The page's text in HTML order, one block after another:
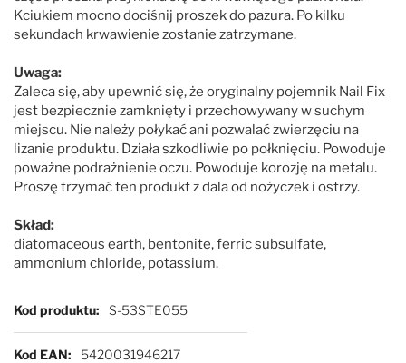
TropiClean
Wahl
Kciukiem mocno dociśnij proszek do pazura. Po kilku
sekundach krwawienie zostanie zatrzymane.
Uwaga:
Zaleca się, aby upewnić się, że oryginalny pojemnik Nail Fix
jest bezpiecznie zamknięty i przechowywany w suchym
miejscu. Nie należy połykać ani pozwalać zwierzęciu na
lizanie produktu. Działa szkodliwie po połknięciu. Powoduje
poważne podrażnienie oczu. Powoduje korozję na metalu.
Proszę trzymać ten produkt z dala od nożyczek i ostrzy.
Skład:
diatomaceous earth, bentonite, ferric subsulfate,
ammonium chloride, potassium.
Więcej informacji
Kod produktu S-53STE055
Kod EAN 5420031946217